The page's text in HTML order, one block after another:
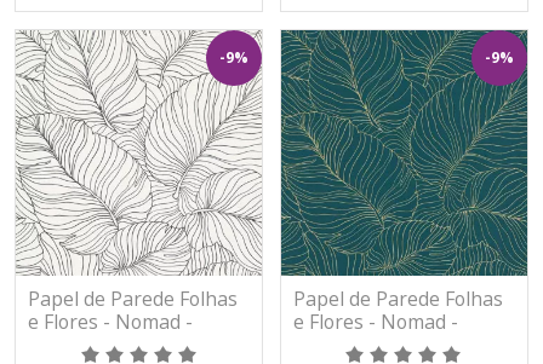
-9%
Papel de Parede Folhas
e Flores - Nomad -
A50901 - Vinílico
-9%
Papel de Parede Folhas
e Flores - Nomad -
A50902 - Vinílico